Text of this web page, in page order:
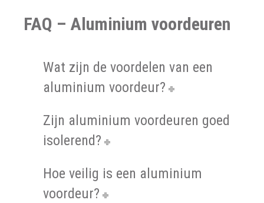
FAQ – Aluminium voordeuren
Wat zijn de voordelen van een
aluminium voordeur?
Zijn aluminium voordeuren goed
isolerend?
Hoe veilig is een aluminium
voordeur?